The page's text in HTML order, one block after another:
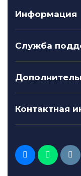
Информация
Служба
Контактная